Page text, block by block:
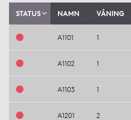
STATUS NAMN VÅNING
A1101 1
A1102 1
A1103 1
A1201 2